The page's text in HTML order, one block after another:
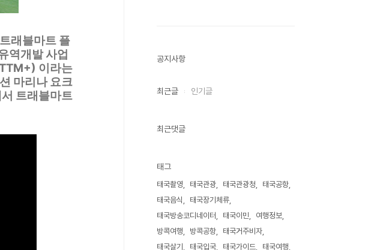
래블마트 플
역개발 사업
이라는
마리나 요크
트래블마트
공지사항
최근글 인기글
최근댓글
태그
태국촬영 태국관광 태국관광청
태국공항
태국음식
태국장기체류
태국방송코디네이터
태국이민
여행정보
방콕여행
방콕공항
태국거주비자
태국살기
태국입국 태국가이드
태국여행